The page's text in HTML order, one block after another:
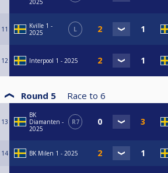
2025
11
Kville 1 -
2025
L
12 Interpool 1 - 2025
Round 5 Race to 6
13
BK
Diamanten -
2025
R7
14 BK Milen 1 - 2025